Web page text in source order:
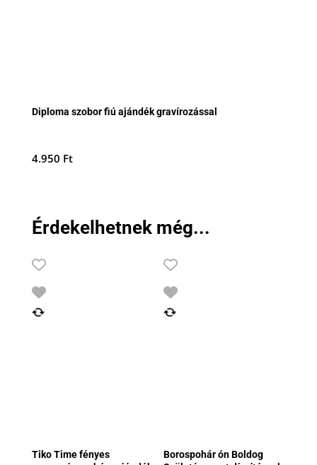
Diploma szobor fiú ajándék gravírozással
4.950 Ft
Érdekelhetnek még...
Tiko Time fényes
Borospohár ón Boldog